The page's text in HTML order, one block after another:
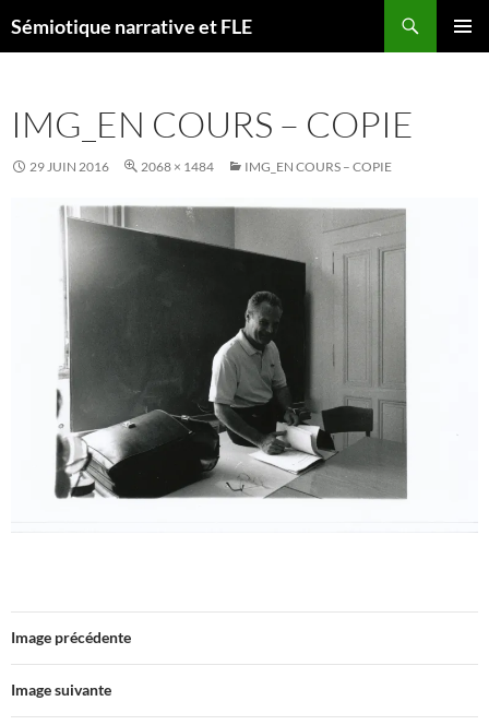
auSémiotique narrative et FLE
IMG_EN COURS – COPIE
29 JUIN 2016 2068 × 1484 IMG_EN COURS – COPIE
Image précédente
Image suivante